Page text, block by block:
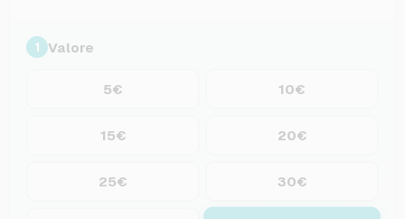
1 Valore
5€ 10€
15€ 20€
25€ 30€